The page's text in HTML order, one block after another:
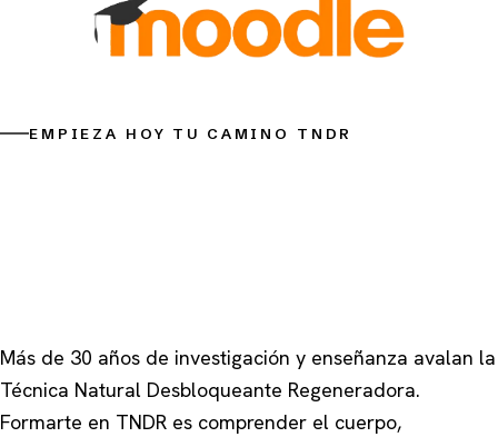
EMPIEZA HOY TU CAMINO TNDR
Más de 30 años de investigación y enseñanza avalan la
Técnica Natural Desbloqueante Regeneradora.
Formarte en TNDR es comprender el cuerpo,